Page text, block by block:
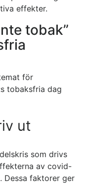
effekter.
tobak”
för
tobaksfria dag
ut
som drivs
av covid-
Dessa faktorer ger